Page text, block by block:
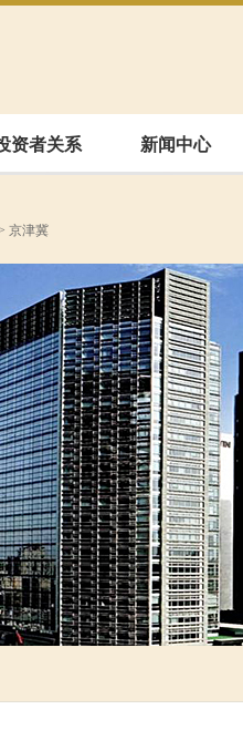
资者关系 新闻中心
京津冀